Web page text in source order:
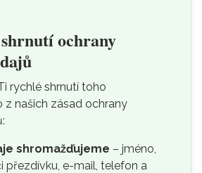
ochrany
rychlé shrnutí toho
z našich zásad ochrany
shromažďujeme – jméno,
přezdívku, e-mail, telefon a